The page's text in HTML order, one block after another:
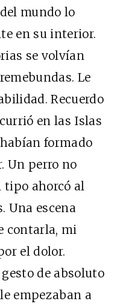
mundo lo
en su interior.
se volvían
Le
Recuerdo
en las Islas
formado
Un perro no
tipo ahorcó al
Una escena
contarla, mi
el dolor.
de absoluto
empezaban a